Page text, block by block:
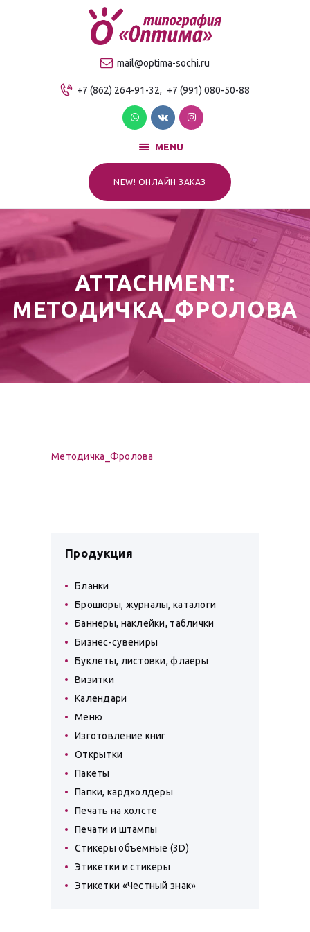
mail@optima-sochi.ru
+7 (862) 264-91-32, +7 (991) 080-50-88
MENU
NEW! ОНЛАЙН ЗАКАЗ
ATTACHMENT:
МЕТОДИЧКА_ФРОЛОВА
Качественная типография в Сочи
О компании
Продукция
Услуги
Прайс-лист
Для клиентов
Методичка_Фролова
Продукция
Бланки
Брошюры, журналы, каталоги
Баннеры, наклейки, таблички
Бизнес-сувениры
Буклеты, листовки, флаеры
Визитки
Календари
Меню
Изготовление книг
Открытки
Пакеты
Папки, кардхолдеры
Печать на холсте
Печати и штампы
Стикеры объемные (3D)
Этикетки и стикеры
Этикетки «Честный знак»